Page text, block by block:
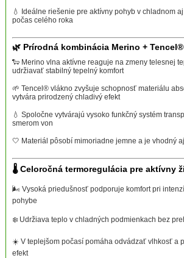
💧 Ideálne riešenie pre aktívny pohyb v chladnom
počas celého roka
🌿 Prírodná kombinácia Merino + Tencel®
🐑 Merino vlna aktívne reaguje na zmeny telesnej
udržiavať stabilný tepelný komfort
🌱 Tencel® vlákno zvyšuje schopnosť materiálu
vytvára prirodzený chladivý efekt
💧 Spoločne vytvárajú vysoko funkčný systém
smerom von
🤍 Materiál pôsobí mimoriadne jemne a je vhodný
🌡️ Celoročná termoregulácia pre aktívny
🌬️ Vysoká priedušnosť podporuje komfort pri
pohybe
❄️ Udržiava teplo v chladných podmienkach bez
☀️ V teplejšom počasí pomáha odvádzať vlhkosť a
efekt